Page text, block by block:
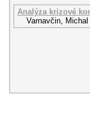
Analýza krizové
Varnavčin, Michal